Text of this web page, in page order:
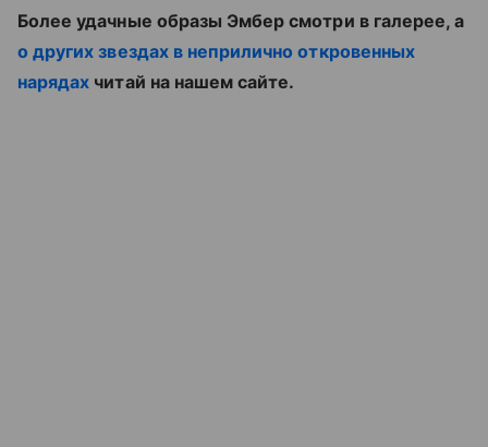
Более удачные образы Эмбер смотри в галерее, а
о других звездах в неприлично откровенных
нарядах читай на нашем сайте.